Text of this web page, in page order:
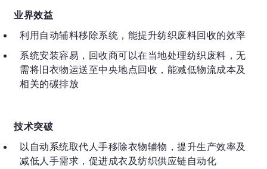
业界效益
利用自动辅料移除系统，能提升纺织废料回收的效率
系统安装容易，回收商可以在当地处理纺织废料，无
需将旧衣物运送至中央地点回收，能减低物流成本及
相关的碳排放
技术突破
以自动系统取代人手移除衣物辅物，提升生产效率及
减低人手需求，促进成衣及纺织供应链自动化